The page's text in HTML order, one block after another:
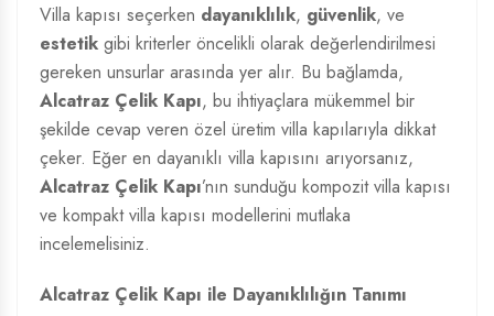
Villa kapısı seçerken dayanıklılık, güvenlik, ve
estetik gibi kriterler öncelikli olarak değerlendirilmesi
gereken unsurlar arasında yer alır. Bu bağlamda,
Alcatraz Çelik Kapı, bu ihtiyaçlara mükemmel bir
şekilde cevap veren özel üretim villa kapılarıyla dikkat
çeker. Eğer en dayanıklı villa kapısını arıyorsanız,
Alcatraz Çelik Kapı’nın sunduğu kompozit villa kapısı
ve kompakt villa kapısı modellerini mutlaka
incelemelisiniz.
Alcatraz Çelik Kapı ile Dayanıklılığın Tanımı